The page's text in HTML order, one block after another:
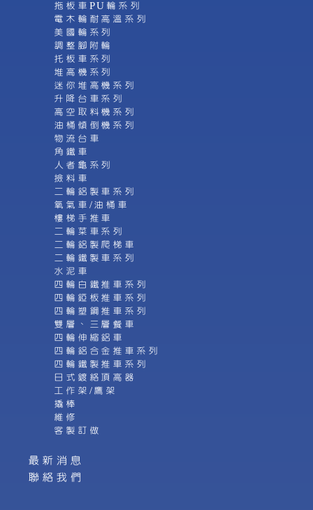
拖板車PU輪系列
電木輪耐高溫系列
美國輪系列
調整腳附輪
托板車系列
堆高機系列
迷你堆高機系列
升降台車系列
高空取料機系列
油桶傾倒機系列
物流台車
角鐵車
人者龜系列
撿料車
二輪鋁製車系列
氧氣車/油桶車
樓梯手推車
二輪菜車系列
二輪鋁製爬梯車
二輪鐵製車系列
水泥車
四輪白鐵推車系列
四輪錏板推車系列
四輪塑鋼推車系列
雙層、三層餐車
四輪伸縮鋁車
四輪鋁合金推車系列
四輪鐵製推車系列
日式鍍絡頂高器
工作架/鷹架
撬棒
維修
客製訂做
最新消息
聯絡我們